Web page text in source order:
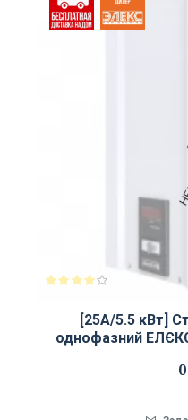
[25А/5.5 кВт]
однофазний